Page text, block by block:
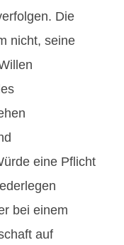
Die
nicht, seine
eine Pflicht
bei einem
auf